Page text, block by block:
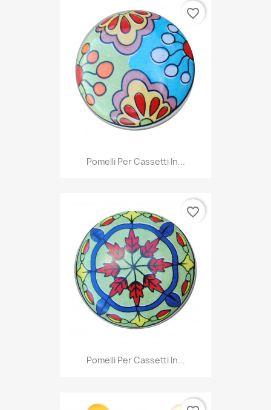
Pomelli Per Cassetti In...
favorite_border
Pomelli Per Cassetti In...
favorite_border